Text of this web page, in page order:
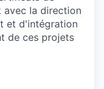
avec la direction
et d'intégration
de ces projets